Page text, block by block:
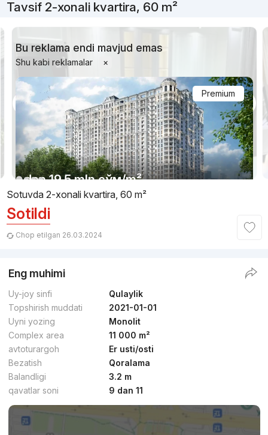
Tavsif 2-xonali kvartira, 60 m²
Bu reklama endi mavjud emas
Shu kabi reklamalar ×
Premium
dan19.5 mln сўм/m²
Topshirilishi 4kv 2027
TJ «Venetsiya»
dan сўм/m²
4
Topshirildi 2023,Grand Capital Group
TJ «Mustaqillik Avenue»
1/11
Sotuvda 2-xonali kvartira, 60 m²
Sotildi
Chop etilgan 26.03.2024
Eng muhimi
Uy-joy sinfi
Qulaylik
Topshirish muddati
2021-01-01
Uyni yozing
Monolit
Complex area
11 000 m²
avtoturargoh
Er usti/osti
Bezatish
Qoralama
Balandligi
3.2 m
qavatlar soni
9 dan 11